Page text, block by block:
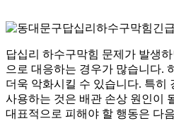
답십리 하수구막힘 문제가 발생
으로 대응하는 경우가 많습니다.
더욱 악화시킬 수 있습니다. 특히
사용하는 것은 배관 손상 원인이
대표적으로 피해야 할 행동은 다